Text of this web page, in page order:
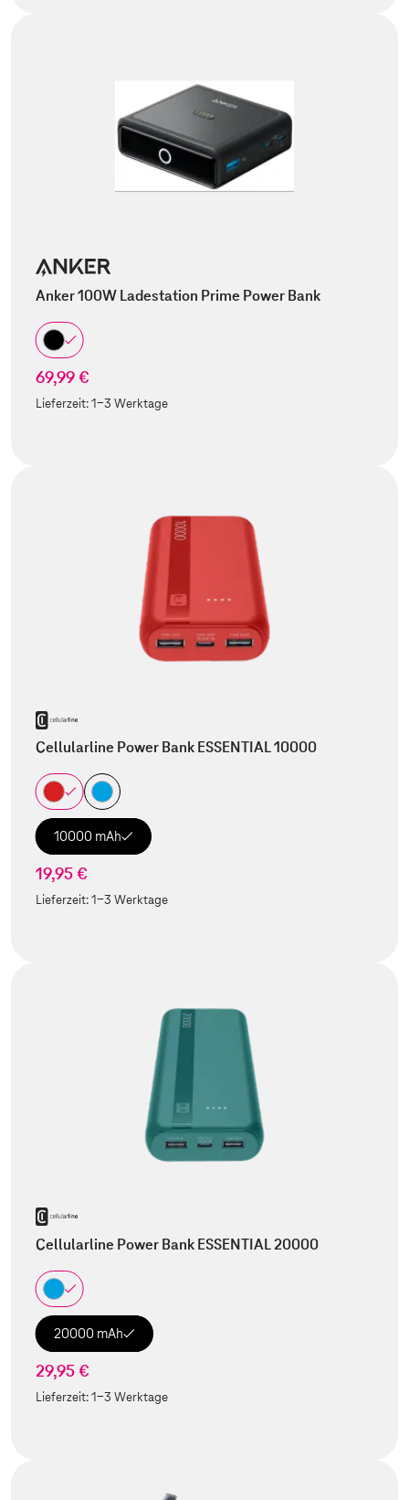
Anker 100W Ladestation Prime Power Bank
69,99 €
Lieferzeit:1-3 Werktage
Cellularline Power Bank ESSENTIAL 10000
10000 mAh
19,95 €
Lieferzeit:1-3 Werktage
Cellularline Power Bank ESSENTIAL 20000
20000 mAh
29,95 €
Lieferzeit:1-3 Werktage